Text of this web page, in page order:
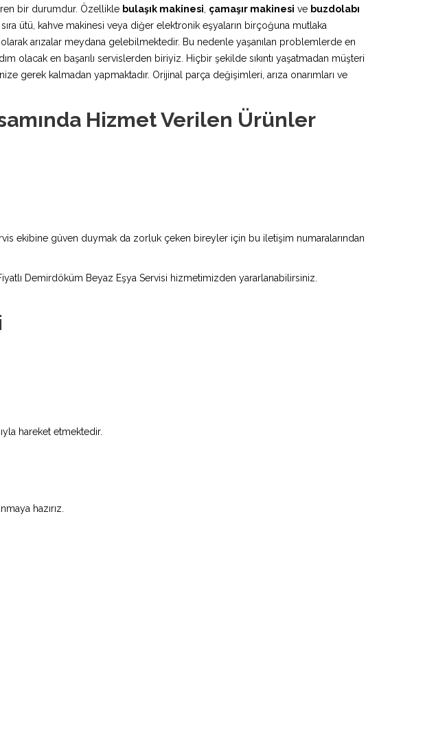
bir durumdur. Özellikle bulaşık makinesi çamaşır makinesi ve buzdolabı
ütü, kahve makinesi veya diğer elektronik eşyaların birçoğuna mutlaka
arızalar meydana gelebilmektedir. Bu nedenle yaşanılan problemlerde en
olacak en başarılı servislerden biriyiz. Hiçbir şekilde sıkıntı yaşatmadan müşteri
gerek kalmadan yapmaktadır. Orijinal parça değişimleri, arıza onarımları ve
Hizmet Verilen Ürünler
ekibine güven duymak da zorluk çeken bireyler için bu iletişim numaralarından
Demirdöküm Beyaz Eşya Servisi hizmetimizden yararlanabilirsiniz.
hareket etmektedir.
hazırız.